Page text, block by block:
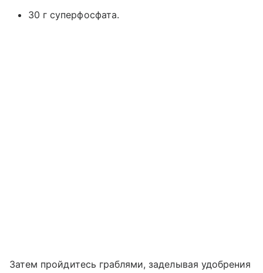
30 г суперфосфата.
Затем пройдитесь граблями, заделывая удобрения